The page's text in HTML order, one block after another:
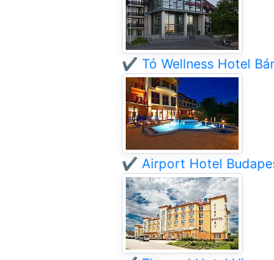
✔️ Tó Wellness Hotel
✔️ Airport Hotel